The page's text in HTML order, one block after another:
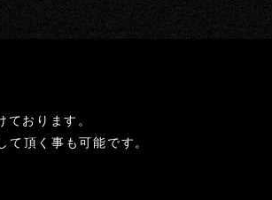
おります。
頂く事も可能です。